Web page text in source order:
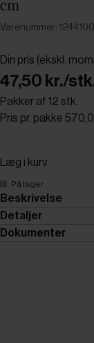
cm
Varenummer:
Din pris (ekskl.
47,50 kr./
Pakker af 12 stk.
Pris pr. pakke
Læg i kurv
På lager
Beskrivelse
Detaljer
Dokumenter